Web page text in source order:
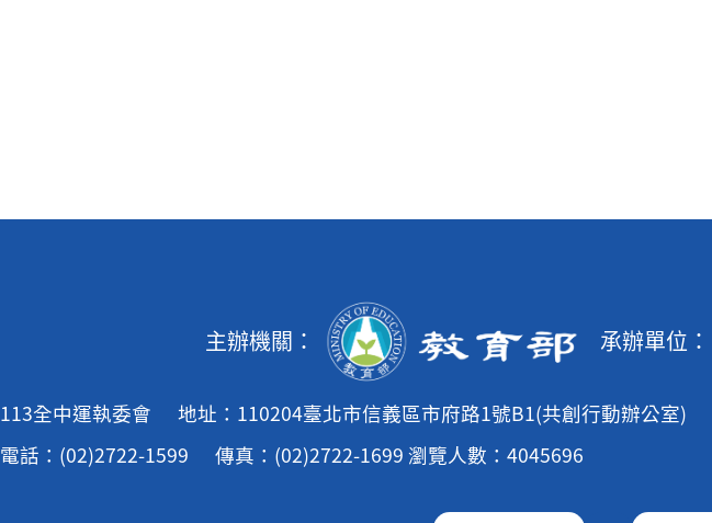
主辦機關： 承辦單位：
113全中運執委會 地址：110204臺北市信義區市府路1號B1(共創行動辦公室)
電話：(02)2722-1599
傳真：(02)2722-1699 瀏覽人數：4045696